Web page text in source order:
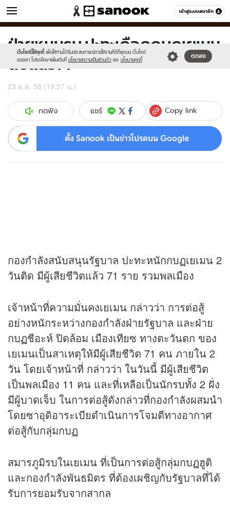
เข้าสู่ระบบสมาชิก
ข่าว หมวดอื่นๆ
เว็บไซต์นี้ใช้คุกกี้ เพื่อให้ท่านได้รับประสบการณ์การใช้งานที่ดีที่สุดบน เว็บไซต์
ของเรา โปรดศึกษาเพิ่มเติมที่ นโยบายความเป็นส่วนตัว และ นโยบายคุกกี้
ตกลง
Sanook
//s.isanook.com/sr/0/images/logo-
new-
sanook.png
600
60
ฝ่ายหนุนรบ.ปะทะเดือดกบฏเยเมน
ดับแล้ว71
23 ต.ค. 58 (19:57 น.)
กดฟัง แชร์ Copy link
ตั้ง Sanook เป็นข่าวโปรดบน Google
กองกำลังสนับสนุนรัฐบาล ปะทะหนักกบฏเยเมน 2
วันติด มีผู้เสียชีวิตแล้ว 71 ราย รวมพลเมือง
เจ้าหน้าที่ความมั่นคงเยเมน กล่าวว่า การต่อสู้
อย่างหนักระหว่างกองกำลังฝ่ายรัฐบาล และฝ่าย
กบฏชีอะห์ ปิดล้อม เมืองเทียซ ทางตะวันตก ของ
เยเมนเป็นสาเหตุให้มีผู้เสียชีวิต 71 คน ภายใน 2
วัน โดยเจ้าหน้าที่ กล่าวว่า ในวันนี้ มีผู้เสียชีวิต
เป็นพลเมือง 11 คน และที่เหลือเป็นนักรบทั้ง 2 ฝั่ง
มีผู้บาดเจ็บ ในการต่อสู้ดังกล่าวที่กองกำลังผสมนำ
โดยซาอุดิอาระเบียดำเนินการโจมตีทางอากาศ
ต่อสู้กับกลุ่มกบฏ
สมารภูมิรบในเยเมน ที่เป็นการต่อสู้กลุ่มกบฏฮูติ
และกองกำลังพันธมิตร ที่ต้องเผชิญกับรัฐบาลที่ได้
รับการยอมรับจากสากล